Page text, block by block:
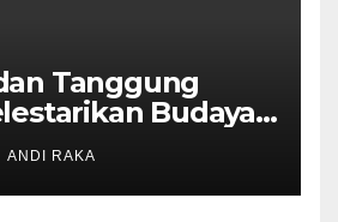
Tanggung
Budaya
di Era
ANDI RAKA